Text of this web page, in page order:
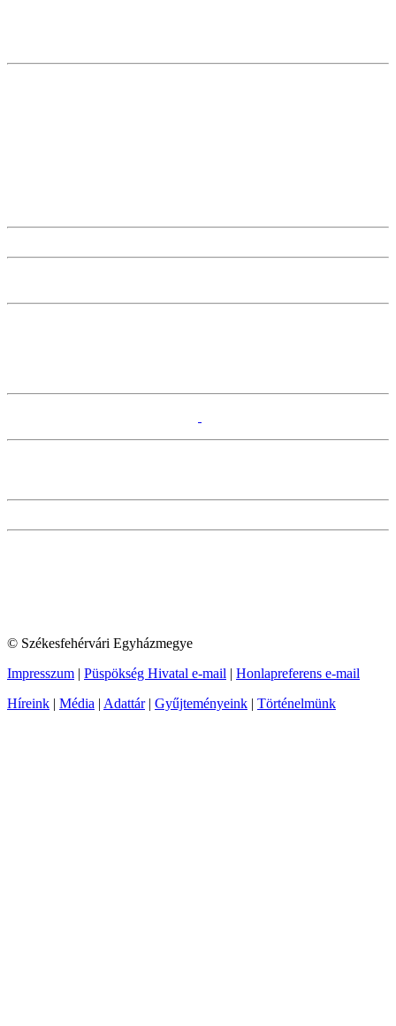
© Székesfehérvári Egyházmegye
Impresszum | Püspökség Hivatal e-mail | Honlapreferens e-mail
Híreink | Média | Adattár| Gyűjteményeink | Történelmünk